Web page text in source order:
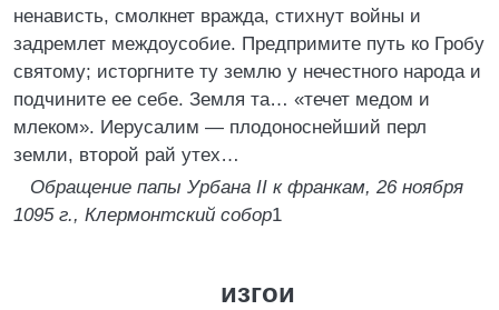
ненависть, смолкнет вражда, стихнут войны и
задремлет междоусобие. Предпримите путь ко Гробу
святому; исторгните ту землю у нечестного народа и
подчините ее себе. Земля та… «течет медом и
млеком». Иерусалим — плодоноснейший перл
земли, второй рай утех…
Обращение папы Урбана II к франкам, 26 ноября
1095 г., Клермонтский собор1
изгои